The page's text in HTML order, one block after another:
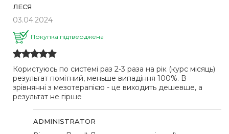
ЛЕСЯ
03.04.2024
Покупка підтверджена
Користуюсь по системі раз 2-3 раза на рік (курс місяць)
результат помітний, меньше випадіння 100%. В
зрівнянні з мезотерапією - це виходить дешевше, а
результат не гірше
ADMINISTRATOR